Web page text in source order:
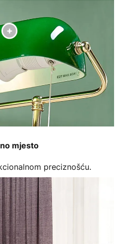
mjesto
preciznošću.